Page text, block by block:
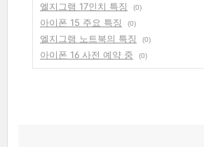
엘지그램 17인치 특징
(0)
아이폰 15 주요 특징
(0)
엘지그램 노트북의 특징
(0)
아이폰 16 사전 예약 중
(0)